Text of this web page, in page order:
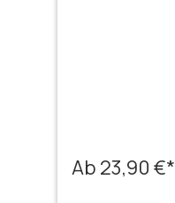
Ab 23,90 €*